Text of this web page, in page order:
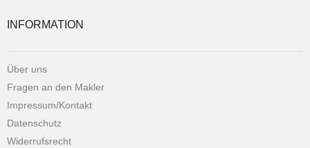
INFORMATION
Über uns
Fragen an den Makler
Impressum/Kontakt
Datenschutz
Widerrufsrecht